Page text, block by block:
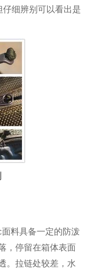
细辨别可以看出是
料具备一定的防泼
，停留在箱体表面
。拉链处较差，水